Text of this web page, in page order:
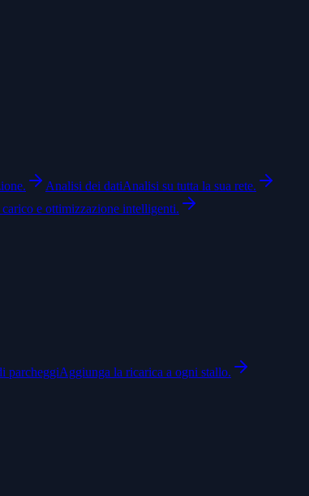
Analisi dei datiAnalisi su tutta la sua rete.
e ottimizzazione intelligenti.
parcheggiAggiunga la ricarica a ogni stallo.